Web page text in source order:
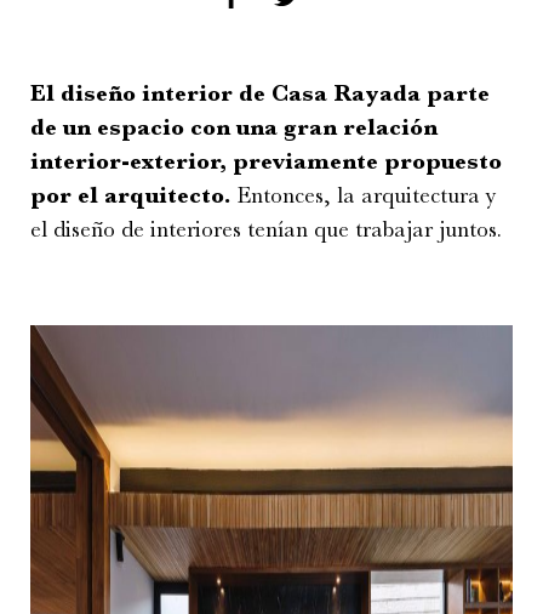
El diseño interior de Casa Rayada parte
de un espacio con una gran relación
interior-exterior, previamente propuesto
por el arquitecto. Entonces, la arquitectura y
el diseño de interiores tenían que trabajar juntos.